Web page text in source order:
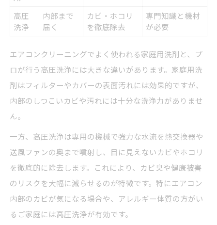
高圧
洗浄
内部まで
届く
カビ・ホコリ
を徹底除去
専門知識と機材
が必要
エアコンクリーニングでよく使われる家庭用洗剤と、プ
ロが行う高圧洗浄には大きな違いがあります。家庭用洗
剤はフィルターやカバーの表面汚れには効果的ですが、
内部のしつこいカビや汚れには十分な洗浄力がありませ
ん。
一方、高圧洗浄は専用の機械で強力な水流を熱交換器や
送風ファンの奥まで噴射し、目に見えないカビやホコリ
を徹底的に除去します。これにより、カビ臭や健康被害
のリスクを大幅に減らせるのが特徴です。特にエアコン
内部のカビが気になる場合や、アレルギー体質の方がい
るご家庭には高圧洗浄が有効です。